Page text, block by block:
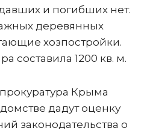
и погибших нет.
деревянных
хозпостройки.
составила 1200 кв. м.
Крыма
дадут оценку
законодательства о